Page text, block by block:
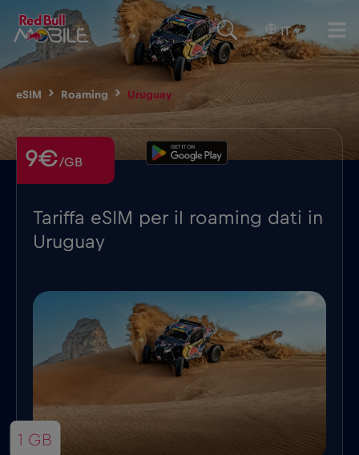
IT ▾
eSIM Roaming Uruguay
Tariffa eSIM per il roaming dati in
Uruguay
9€/GB
1 GB